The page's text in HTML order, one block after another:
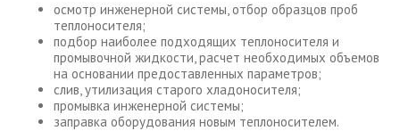
осмотр инженерной системы, отбор образцов проб
теплоносителя;
подбор наиболее подходящих теплоносителя и
промывочной жидкости, расчет необходимых объемов
на основании предоставленных параметров;
слив, утилизация старого хладоносителя;
промывка инженерной системы;
заправка оборудования новым теплоносителем.